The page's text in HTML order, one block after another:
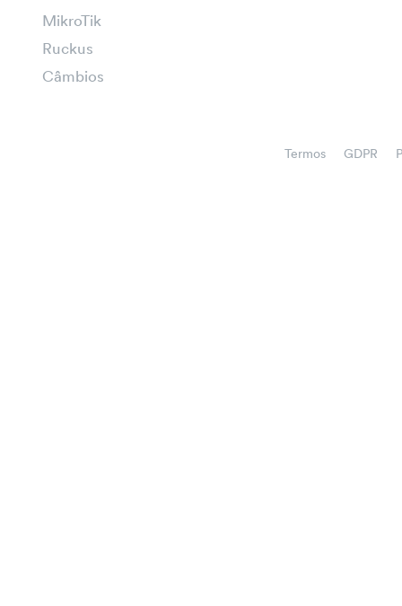
MikroTik
Ruckus
Câmbios
Termos GDPR